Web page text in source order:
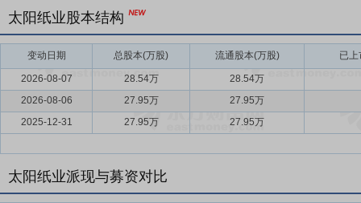
太阳纸业股本结构
变动日期 总股本(万股) 流通股本(万股) 已
2026-08-07 28.54万
28.54万
2026-08-06
27.95万
27.95万
2025-12-31
27.95万 27.95万
太阳纸业派现与募资对比